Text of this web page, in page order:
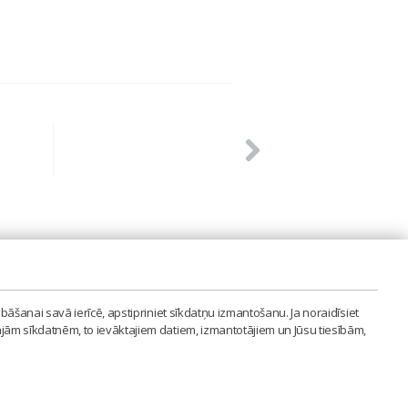
savā ierīcē, apstipriniet sīkdatņu izmantošanu. Ja noraidīsiet
sīkdatnēm, to ievāktajiem datiem, izmantotājiem un Jūsu tiesībām,